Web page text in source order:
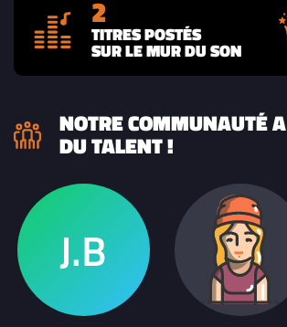
2
TITRES POSTÉS
SUR LE MUR DU SON
NOTRE COMMUNAUTÉ A
DU TALENT !